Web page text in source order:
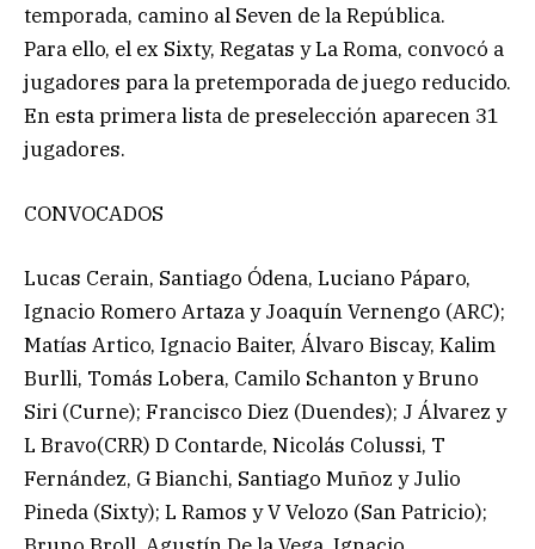
temporada, camino al Seven de la República.
Para ello, el ex Sixty, Regatas y La Roma, convocó a
jugadores para la pretemporada de juego reducido.
En esta primera lista de preselección aparecen 31
jugadores.
CONVOCADOS
Lucas Cerain, Santiago Ódena, Luciano Páparo,
Ignacio Romero Artaza y Joaquín Vernengo (ARC);
Matías Artico, Ignacio Baiter, Álvaro Biscay, Kalim
Burlli, Tomás Lobera, Camilo Schanton y Bruno
Siri (Curne); Francisco Diez (Duendes); J Álvarez y
L Bravo(CRR) D Contarde, Nicolás Colussi, T
Fernández, G Bianchi, Santiago Muñoz y Julio
Pineda (Sixty); L Ramos y V Velozo (San Patricio);